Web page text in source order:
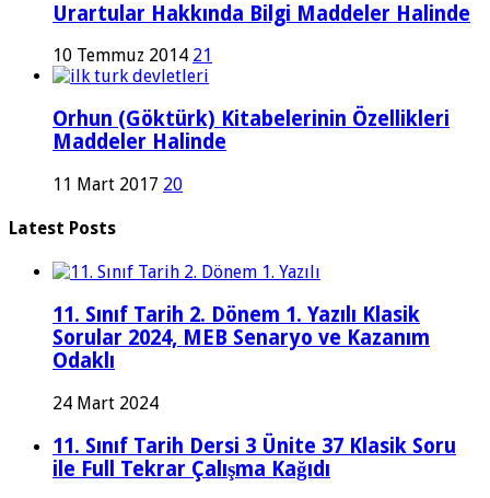
Urartular Hakkında Bilgi Maddeler Halinde
10 Temmuz 2014 21
Orhun (Göktürk) Kitabelerinin Özellikleri
Maddeler Halinde
11 Mart 2017 20
Latest Posts
11. Sınıf Tarih 2. Dönem 1. Yazılı Klasik
Sorular 2024, MEB Senaryo ve Kazanım
Odaklı
24 Mart 2024
11. Sınıf Tarih Dersi 3 Ünite 37 Klasik Soru
ile Full Tekrar Çalışma Kağıdı